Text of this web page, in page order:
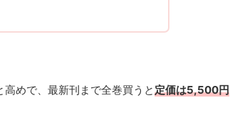
めで、最新刊まで全巻買うと定価は5,500円